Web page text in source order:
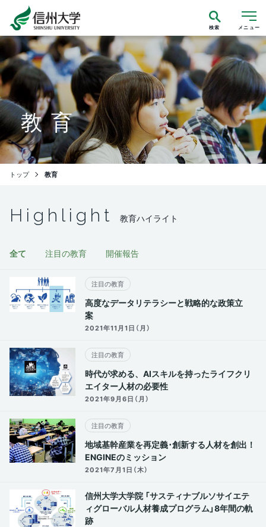
メニュー
検索
教育
トップ 教育
Highlight 教育ハイライト
全て 注目の教育 開催報告
注目の教育
高度なデータリテラシーと戦略的な政策立
案
2021年11月1日（月）
注目の教育
時代が求める、AIスキルを持ったライフクリ
エイター人材の必要性
2021年9月6日（月）
注目の教育
地域基幹産業を再定義･創新する人材を創出！
ENGINEのミッション
2021年7月1日（木）
信州大学大学院 「サスティナブルソサイエテ
ィグローバル人材養成プログラム」8年間の軌
跡